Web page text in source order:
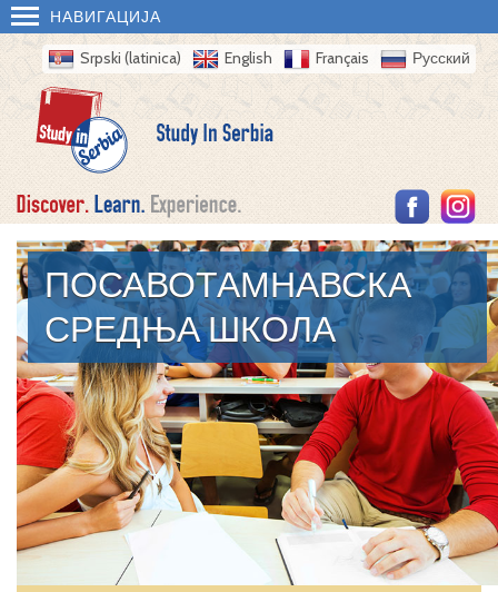
НАВИГАЦИЈА
Srpski (latinica) English Français Русский
ПОСАВОТАМНАВСКА
СРЕДЊА ШКОЛА